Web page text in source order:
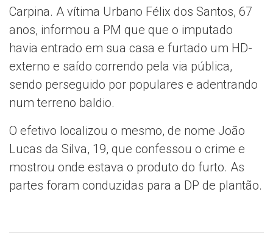
Carpina. A vítima Urbano Félix dos Santos, 67
anos, informou a PM que que o imputado
havia entrado em sua casa e furtado um HD-
externo e saído correndo pela via pública,
sendo perseguido por populares e adentrando
num terreno baldio.
O efetivo localizou o mesmo, de nome João
Lucas da Silva, 19, que confessou o crime e
mostrou onde estava o produto do furto. As
partes foram conduzidas para a DP de plantão.